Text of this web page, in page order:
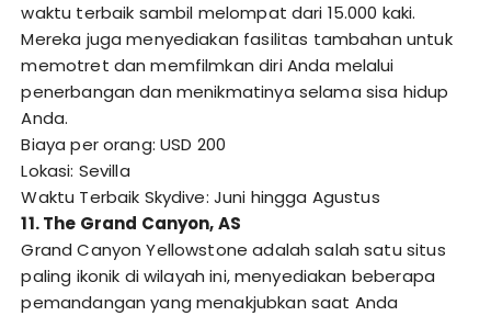
waktu terbaik sambil melompat dari 15.000 kaki.
Mereka juga menyediakan fasilitas tambahan untuk
memotret dan memfilmkan diri Anda melalui
penerbangan dan menikmatinya selama sisa hidup
Anda.
Biaya per orang: USD 200
Lokasi: Sevilla
Waktu Terbaik Skydive: Juni hingga Agustus
11. The Grand Canyon, AS
Grand Canyon Yellowstone adalah salah satu situs
paling ikonik di wilayah ini, menyediakan beberapa
pemandangan yang menakjubkan saat Anda